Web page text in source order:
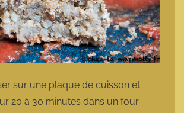
sur une plaque de cuisson et
20 à 30 minutes dans un four